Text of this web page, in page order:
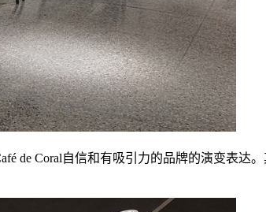
de Coral自信和有吸引力的品牌的演变表达